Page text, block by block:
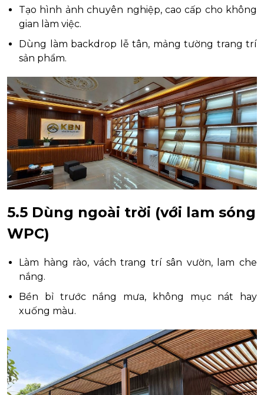
Tạo hình ảnh chuyên nghiệp, cao cấp cho không
gian làm việc.
Dùng làm backdrop lễ tân, mảng tường trang trí
sản phẩm.
5.5 Dùng ngoài trời (với lam sóng
WPC)
Làm hàng rào, vách trang trí sân vườn, lam che
nắng.
Bền bỉ trước nắng mưa, không mục nát hay
xuống màu.